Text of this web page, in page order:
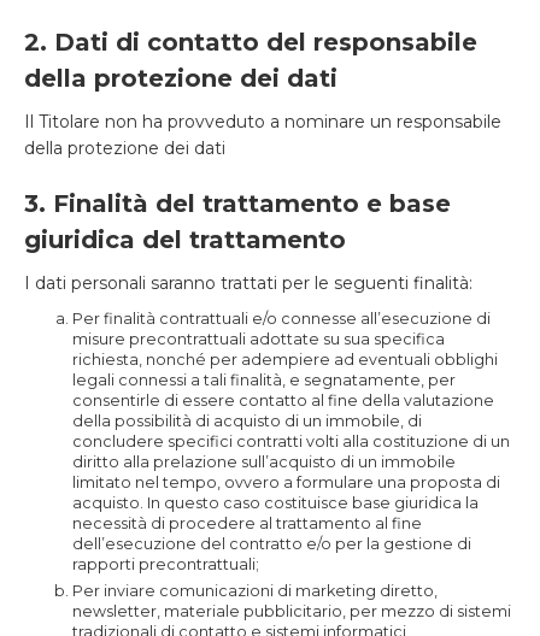
2. Dati di contatto del responsabile
della protezione dei dati
Il Titolare non ha provveduto a nominare un responsabile
della protezione dei dati
3. Finalità del trattamento e base
giuridica del trattamento
I dati personali saranno trattati per le seguenti finalità:
Per finalità contrattuali e/o connesse all’esecuzione di
misure precontrattuali adottate su sua specifica
richiesta, nonché per adempiere ad eventuali obblighi
legali connessi a tali finalità, e segnatamente, per
consentirle di essere contatto al fine della valutazione
della possibilità di acquisto di un immobile, di
concludere specifici contratti volti alla costituzione di un
diritto alla prelazione sull’acquisto di un immobile
limitato nel tempo, ovvero a formulare una proposta di
acquisto. In questo caso costituisce base giuridica la
necessità di procedere al trattamento al fine
dell’esecuzione del contratto e/o per la gestione di
rapporti precontrattuali;
Per inviare comunicazioni di marketing diretto,
newsletter, materiale pubblicitario, per mezzo di sistemi
tradizionali di contatto e sistemi informatici